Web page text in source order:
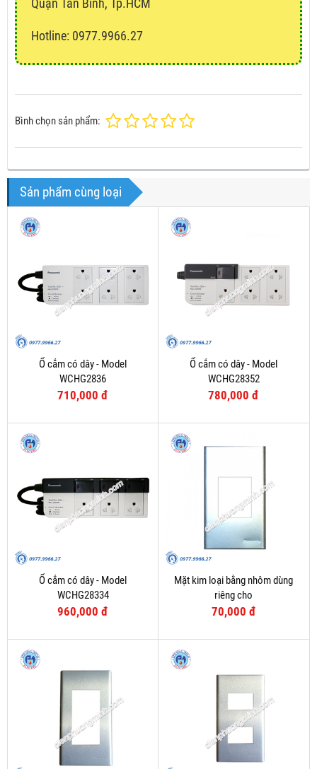
Quận Tân Bình, Tp.HCM
Hotline: 0977.9966.27
Bình chọn sản phẩm:
Sản phẩm cùng loại
Ổ cắm có dây - Model
WCHG2836
710,000 đ
Ổ cắm có dây - Model
WCHG28352
780,000 đ
Ổ cắm có dây - Model
WCHG28334
960,000 đ
Mặt kim loại bằng nhôm dùng
riêng cho
WEV1181SW/WEV1191SW/2P
70,000 đ